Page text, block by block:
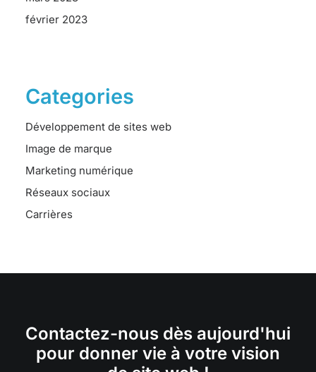
février 2023
Categories
Développement de sites web
Image de marque
Marketing numérique
Réseaux sociaux
Carrières
Contactez-nous dès aujourd'hui
pour donner vie à votre vision